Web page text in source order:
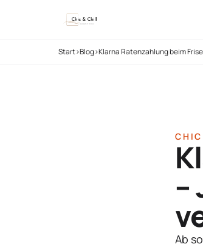
Start›Blog›Klarna Ratenzahlung beim
–
Ab